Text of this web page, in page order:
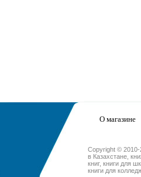
О магазине
Copyright ©
в Казахстане,
книг, книги для
книги для